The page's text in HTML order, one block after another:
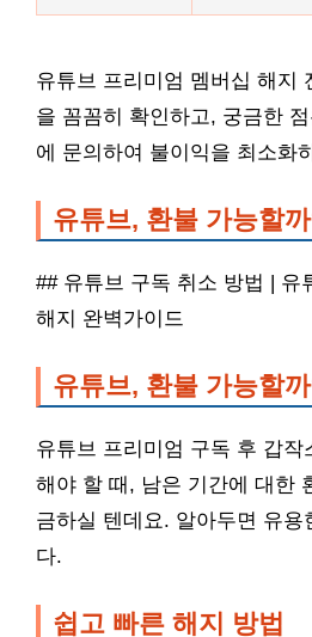
유튜브 프리미엄 멤버십 해지
을 꼼꼼히 확인하고, 궁금한
에 문의하여 불이익을 최소화
유튜브, 환불 가능할
## 유튜브 구독 취소 방법 | 유
해지 완벽가이드
유튜브, 환불 가능할
유튜브 프리미엄 구독 후 갑작
해야 할 때, 남은 기간에 대한
금하실 텐데요. 알아두면 유용
다.
쉽고 빠른 해지 방법